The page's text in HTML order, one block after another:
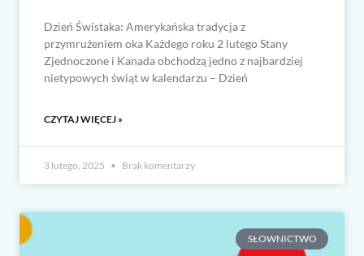
Dzień Świstaka: Amerykańska tradycja z
przymrużeniem oka Każdego roku 2 lutego Stany
Zjednoczone i Kanada obchodzą jedno z najbardziej
nietypowych świąt w kalendarzu – Dzień
CZYTAJ WIĘCEJ »
3 lutego, 2025 Brak komentarzy
SŁOWNICTWO